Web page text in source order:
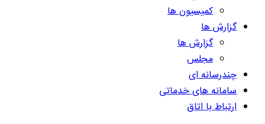
کمیسیون ها
گزارش ها
گزارش ها
مجلس
چندرسانه ای
سامانه های خدماتی
ارتباط با اتاق